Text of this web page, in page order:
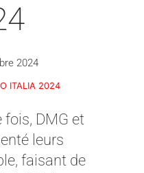
2024
ITALIA 2024
fois, DMG et
leurs
faisant de